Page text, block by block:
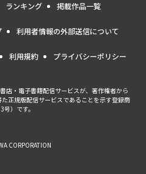
ランキング 掲載作品一覧
利用者情報の外部送信について
利用規約 プライバシーポリシー
店・電子書籍配信サービスが、著作権者から
正規版配信サービスであることを示す登録商
）です。
CORPORATION